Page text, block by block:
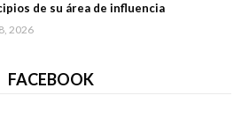
de su área de influencia
2026
FACEBOOK